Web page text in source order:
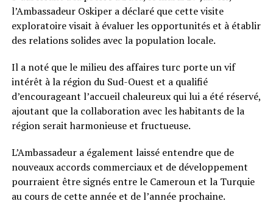
l’Ambassadeur Oskiper a déclaré que cette visite
exploratoire visait à évaluer les opportunités et à établir
des relations solides avec la population locale.
Il a noté que le milieu des affaires turc porte un vif
intérêt à la région du Sud-Ouest et a qualifié
d’encourageant l’accueil chaleureux qui lui a été réservé,
ajoutant que la collaboration avec les habitants de la
région serait harmonieuse et fructueuse.
L’Ambassadeur a également laissé entendre que de
nouveaux accords commerciaux et de développement
pourraient être signés entre le Cameroun et la Turquie
au cours de cette année et de l’année prochaine.